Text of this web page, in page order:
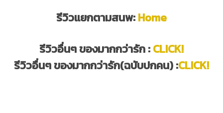
รีวิวแยกตามสนพ:Home
รีวิวอื่นๆ ของมากกว่ารัก :CLICK!
รีวิวอื่นๆ ของมากกว่ารัก(ฉบับปกคน) :CLICK!